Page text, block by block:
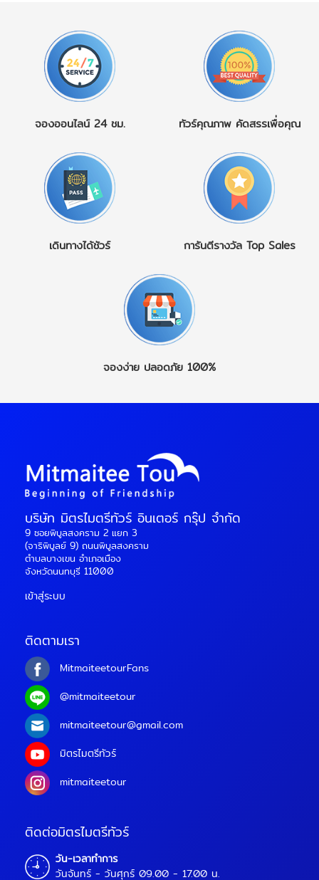
จองออนไลน์ 24 ชม. ทัวร์คุณภาพ คัดสรรเพื่อคุณ
เดินทางได้ชัวร์ การันตีรางวัล Top Sales
จองง่าย ปลอดภัย 100%
บริษัท มิตรไมตรีทัวร์ อินเตอร์ กรุ๊ป จำกัด
9 ซอยพิบูลสงคราม 2 แยก 3
(จาริพิบูลย์ 9) ถนนพิบูลสงคราม
ตำบลบางเขน อำเภอเมือง
จังหวัดนนทบุรี 11000
เข้าสู่ระบบ
ติดตามเรา
MitmaiteetourFans
@mitmaiteetour
mitmaiteetour@gmail.com
มิตรไมตรีทัวร์
mitmaiteetour
ติดต่อมิตรไมตรีทัวร์
วัน-เวลาทำการ
วันจันทร์ - วันศุกร์ 09.00 - 17.00 น.